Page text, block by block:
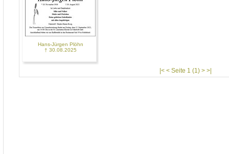
Hans-Jürgen Plöhn
† 30.08.2025
|< < Seite 1 (1) > >|